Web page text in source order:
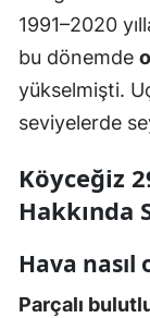
1991–2020
bu dönemde
yükselmişti.
seviyelerde
Köyceğiz
Hakkında
Hava nasıl
Parçalı